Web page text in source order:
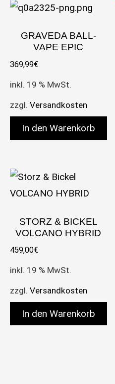
GRAVEDA BALL-
VAPE EPIC
369,99€
inkl. 19 % MwSt.
zzgl. Versandkosten
In den Warenkorb
STORZ & BICKEL
VOLCANO HYBRID
459,00€
inkl. 19 % MwSt.
zzgl. Versandkosten
In den Warenkorb